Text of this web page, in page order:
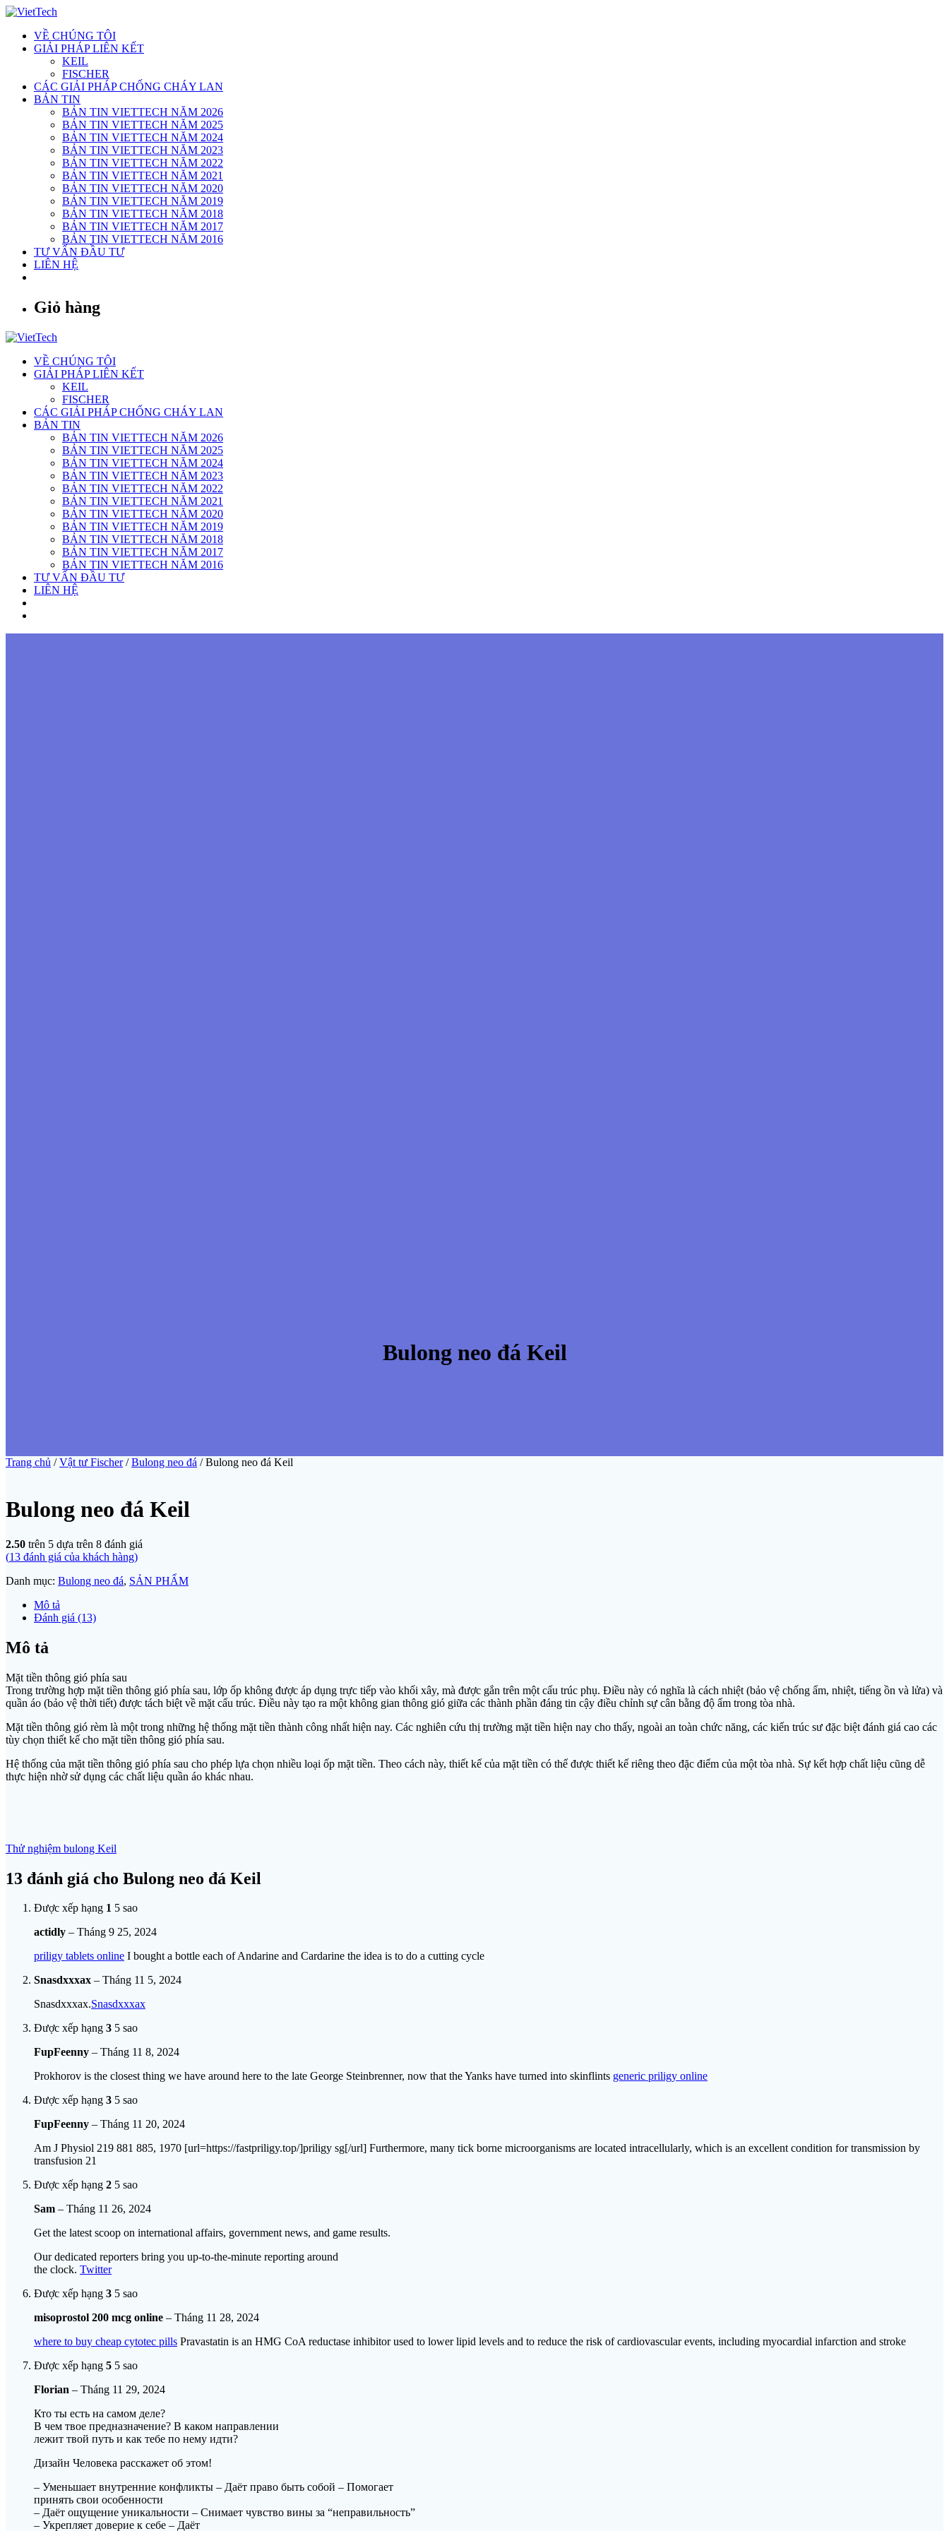
Skip
contentVỀ CHÚNG TÔI
GIẢI PHÁP LIÊN KẾT
KEIL
FISCHER
CÁC GIẢI PHÁP CHỐNG CHÁY LAN
BẢN TIN
BẢN TIN VIETTECH NĂM 2026
BẢN TIN VIETTECH NĂM 2025
BẢN TIN VIETTECH NĂM 2024
BẢN TIN VIETTECH NĂM 2023
BẢN TIN VIETTECH NĂM 2022
BẢN TIN VIETTECH NĂM 2021
BẢN TIN VIETTECH NĂM 2020
BẢN TIN VIETTECH NĂM 2019
BẢN TIN VIETTECH NĂM 2018
BẢN TIN VIETTECH NĂM 2017
BẢN TIN VIETTECH NĂM 2016
TƯ VẤN ĐẦU TƯ
LIÊN HỆ
Giỏ hàng
VỀ CHÚNG TÔI
GIẢI PHÁP LIÊN KẾT
KEIL
FISCHER
CÁC GIẢI PHÁP CHỐNG CHÁY LAN
BẢN TIN
BẢN TIN VIETTECH NĂM 2026
BẢN TIN VIETTECH NĂM 2025
BẢN TIN VIETTECH NĂM 2024
BẢN TIN VIETTECH NĂM 2023
BẢN TIN VIETTECH NĂM 2022
BẢN TIN VIETTECH NĂM 2021
BẢN TIN VIETTECH NĂM 2020
BẢN TIN VIETTECH NĂM 2019
BẢN TIN VIETTECH NĂM 2018
BẢN TIN VIETTECH NĂM 2017
BẢN TIN VIETTECH NĂM 2016
TƯ VẤN ĐẦU TƯ
LIÊN HỆ
Bulong neo đá Keil
Trang chủ /Vật tư Fischer/Bulong neo đá / Bulong neo đá Keil
Bulong neo đá Keil
2.50 trên 5 dựa trên 8 đánh giá
(13 đánh giá của khách hàng)
Danh mục: Bulong neo đá, SẢN PHẨM
Mô tả
Đánh giá (13)
Mô tả
Mặt tiền thông gió phía sau
Trong trường hợp mặt tiền thông gió phía sau, lớp ốp không được áp dụng trực tiếp vào khối xây, mà được gắn trên một cấu trúc phụ. Điều này có nghĩa là cách nhiệt (bảo vệ chống ẩm, nhiệt, tiếng ồn và lửa) và
quần áo (bảo vệ thời tiết) được tách biệt về mặt cấu trúc. Điều này tạo ra một không gian thông gió giữa các thành phần đáng tin cậy điều chỉnh sự cân bằng độ ẩm trong tòa nhà.
Mặt tiền thông gió rèm là một trong những hệ thống mặt tiền thành công nhất hiện nay. Các nghiên cứu thị trường mặt tiền hiện nay cho thấy, ngoài an toàn chức năng, các kiến ​​trúc sư đặc biệt đánh giá cao các
tùy chọn thiết kế cho mặt tiền thông gió phía sau.
Hệ thống của mặt tiền thông gió phía sau cho phép lựa chọn nhiều loại ốp mặt tiền. Theo cách này, thiết kế của mặt tiền có thể được thiết kế riêng theo đặc điểm của một tòa nhà. Sự kết hợp chất liệu cũng dễ
thực hiện nhờ sử dụng các chất liệu quần áo khác nhau.
Thử nghiệm bulong Keil
13 đánh giá cho Bulong neo đá Keil
Được xếp hạng 1 5 sao
actidly – Tháng 9 25, 2024
priligy tablets online I bought a bottle each of Andarine and Cardarine the idea is to do a cutting cycle
Snasdxxxax – Tháng 11 5, 2024
Snasdxxxax.Snasdxxxax
Được xếp hạng 3 5 sao
FupFeenny – Tháng 11 8, 2024
Prokhorov is the closest thing we have around here to the late George Steinbrenner, now that the Yanks have turned into skinflints generic priligy online
Được xếp hạng 3 5 sao
FupFeenny – Tháng 11 20, 2024
Am J Physiol 219 881 885, 1970 [url=https://fastpriligy.top/]priligy sg[/url] Furthermore, many tick borne microorganisms are located intracellularly, which is an excellent condition for transmission by
transfusion 21
Được xếp hạng 2 5 sao
Sam – Tháng 11 26, 2024
Get the latest scoop on international affairs, government news, and game results.
Our dedicated reporters bring you up-to-the-minute reporting around
the clock. Twitter
Được xếp hạng 3 5 sao
misoprostol 200 mcg online – Tháng 11 28, 2024
where to buy cheap cytotec pills Pravastatin is an HMG CoA reductase inhibitor used to lower lipid levels and to reduce the risk of cardiovascular events, including myocardial infarction and stroke
Được xếp hạng 5 5 sao
Florian – Tháng 11 29, 2024
Кто ты есть на самом деле?
В чем твое предназначение? В каком направлении
лежит твой путь и как тебе по нему идти?
Дизайн Человека расскажет об этом!
– Уменьшает внутренние конфликты – Даёт право быть собой – Помогает
принять свои особенности
– Даёт ощущение уникальности – Снимает чувство вины за “неправильность”
– Укрепляет доверие к себе – Даёт